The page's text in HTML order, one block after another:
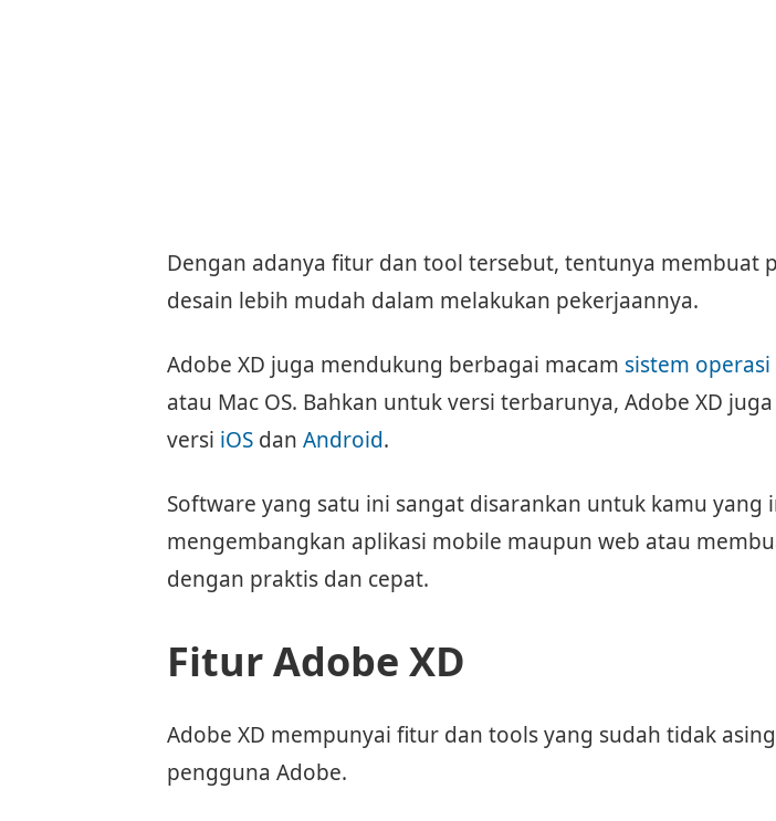
Dengan adanya fitur dan tool tersebut, tentunya membuat
desain lebih mudah dalam melakukan pekerjaannya.
Adobe XD juga mendukung berbagai macam sistem operasi
atau Mac OS. Bahkan untuk versi terbarunya, Adobe XD
versi iOSdan Android.
Software yang satu ini sangat disarankan untuk kamu yang
mengembangkan aplikasi mobile maupun web atau
dengan praktis dan cepat.
Fitur Adobe XD
Adobe XD mempunyai fitur dan tools yang sudah tidak
pengguna Adobe.